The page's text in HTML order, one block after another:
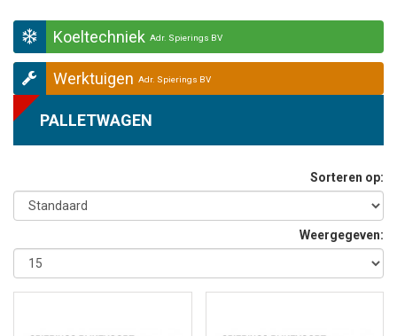
Koeltechniek Adr. Spierings BV
Werktuigen Adr. Spierings BV
PALLETWAGEN
Sorteren op:
Weergegeven: